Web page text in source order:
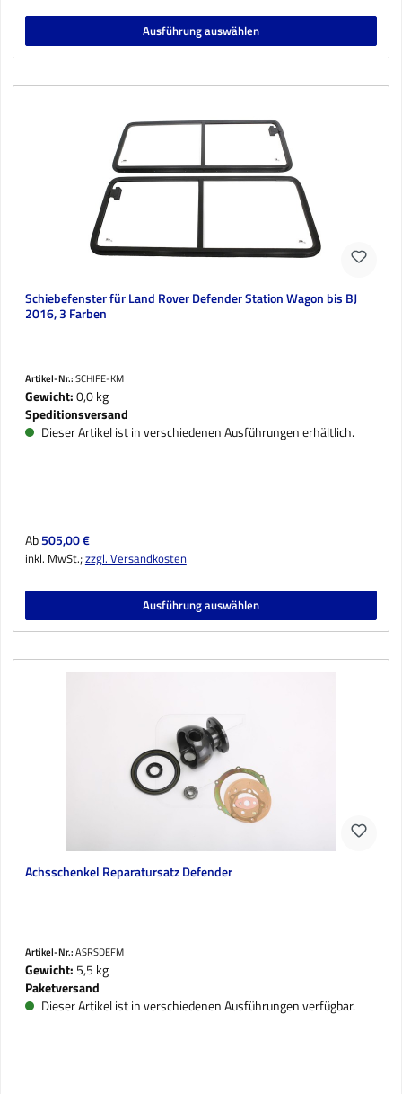
Ausführung auswählen
Schiebefenster für Land Rover Defender Station Wagon bis BJ
2016, 3 Farben
Artikel-Nr.:SCHIFE-KM
Gewicht:0,0 kg
Speditionsversand
Dieser Artikel ist in verschiedenen Ausführungen erhältlich.
Regulärer Preis:
Ab505,00 €
inkl. MwSt.;zzgl. Versandkosten
Ausführung auswählen
Achsschenkel Reparatursatz Defender
Artikel-Nr.:ASRSDEFM
Gewicht: 5,5 kg
Paketversand
Dieser Artikel ist in verschiedenen Ausführungen verfügbar.